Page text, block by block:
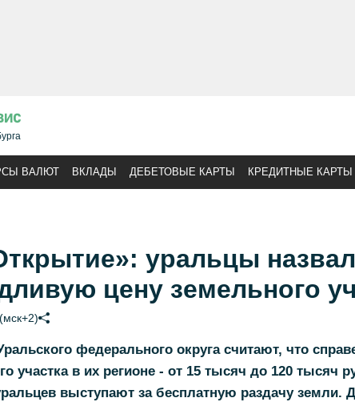
ВАЛЮТ ВКЛАДЫ ДЕБЕТОВЫЕ КАРТЫ КРЕДИТНЫЕ КАРТЫ
уральцы
цену земельного
федерального округа считают, что
участка в их регионе - от 15 тысяч до 120 тысяч
выступают за бесплатную раздачу земли.